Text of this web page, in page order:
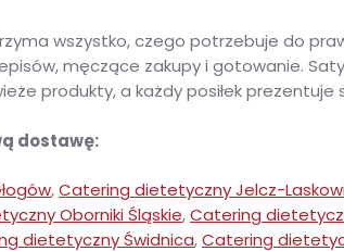
wszystko, czego potrzebuje do
męczące zakupy i gotowanie.
produkty, a każdy posiłek prezentuje
dostawę:
,Catering dietetyczny Jelcz-
Oborniki Śląskie,Catering
dietetyczny Świdnica,Catering